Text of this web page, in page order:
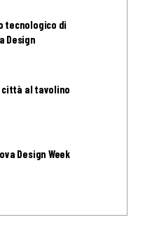
tecnologico di
Design
città al tavolino
Design Week